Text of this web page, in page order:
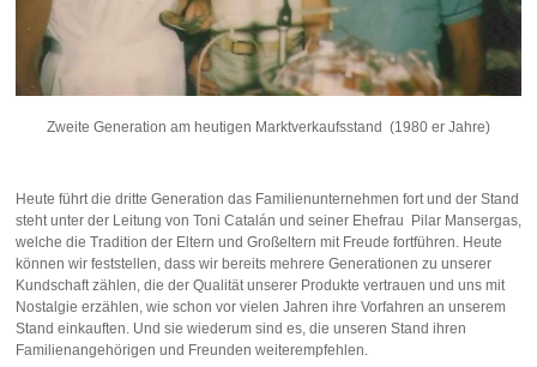
Zweite Generation am heutigen Marktverkaufsstand (1980 er Jahre)
Heute führt die dritte Generation das Familienunternehmen fort und der Stand
steht unter der Leitung von Toni Catalán und seiner Ehefrau Pilar Mansergas,
welche die Tradition der Eltern und Großeltern mit Freude fortführen. Heute
können wir feststellen, dass wir bereits mehrere Generationen zu unserer
Kundschaft zählen, die der Qualität unserer Produkte vertrauen und uns mit
Nostalgie erzählen, wie schon vor vielen Jahren ihre Vorfahren an unserem
Stand einkauften. Und sie wiederum sind es, die unseren Stand ihren
Familienangehörigen und Freunden weiterempfehlen.